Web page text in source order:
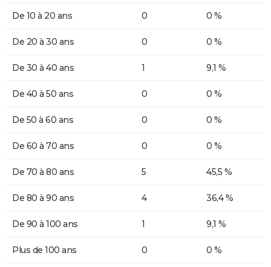
De 10 à 20 ans 0 0 %
De 20 à 30 ans 0 0 %
De 30 à 40 ans 1 9,1 %
De 40 à 50 ans 0 0 %
De 50 à 60 ans 0 0 %
De 60 à 70 ans 0 0 %
De 70 à 80 ans 5 45,5 %
De 80 à 90 ans 4 36,4 %
De 90 à 100 ans 1 9,1 %
Plus de 100 ans 0 0 %